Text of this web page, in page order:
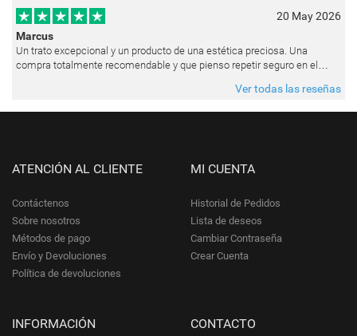
20 May 2026
Marcus
Un trato excepcional y un producto de una estética preciosa. Una
compra totalmente recomendable y que pienso repetir seguro en el
Ver todas las reseñas
ATENCIÓN AL CLIENTE
Contáctenos
Sobre nosotros
Métodos de pago
Envío y Devoluciones
Política de devoluciones
MI CUENTA
Historial de Pedidos
Lista de deseos
Cambiar Contraseña
Crear Cuenta
INFORMACIÓN CONTACTO